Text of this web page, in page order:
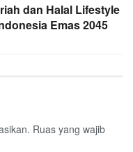
dan Halal Lifestyle
Emas 2045
Ruas yang wajib